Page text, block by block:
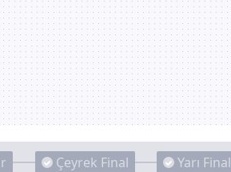
Çeyrek Final Yarı Final